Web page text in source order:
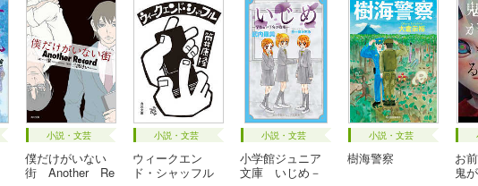
小説・文芸
僕だけがいない
街 Another Re
小説・文芸
ウィークエン
ド・シャッフル
小説・文芸
小学館ジュニア
文庫 いじめ－
小説・文芸
樹海警察
お
鬼